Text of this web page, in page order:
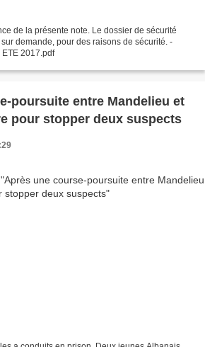
de la présente note. Le dossier de sécurité
demande, pour des raisons de sécurité. -
ETE 2017.pdf
poursuite entre Mandelieu et
pour stopper deux suspects